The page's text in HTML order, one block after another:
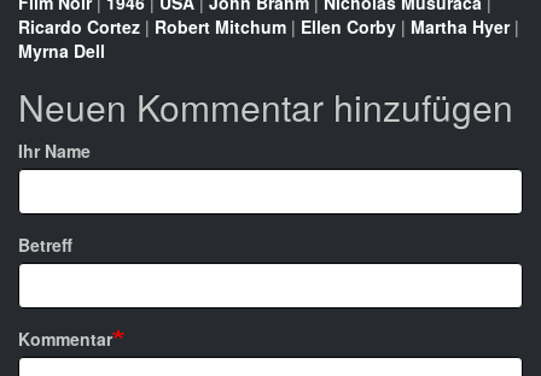
Ricardo Cortez | Robert Mitchum | Ellen Corby | Martha Hyer|
Myrna Dell
Neuen Kommentar hinzufügen
Ihr Name
Betreff
Kommentar